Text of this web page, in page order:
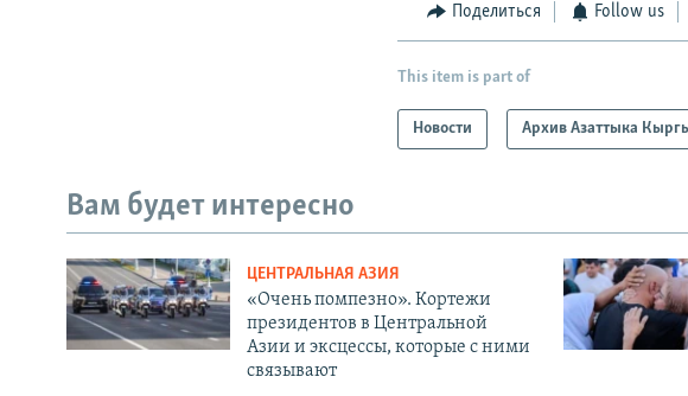
Поделиться Follow us
This item is part of
Новости Архив Азаттыка
Вам будет интересно
ЦЕНТРАЛЬНАЯ АЗИЯ
«Очень помпезно». Кортежи
президентов в Центральной
Азии и эксцессы, которые с ними
связывают